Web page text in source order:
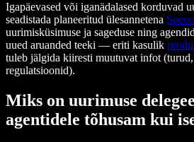
Igapäevased või iganädalased korduvad
seadistada planeeritud ülesannetena
uurimisküsimuse ja sageduse ning
uued aruanded teeki — eriti kasulik
tuleb jälgida kiiresti muutuvat infot
regulatsioonid).
Miks on uurimuse
agentidele tõhusam kui